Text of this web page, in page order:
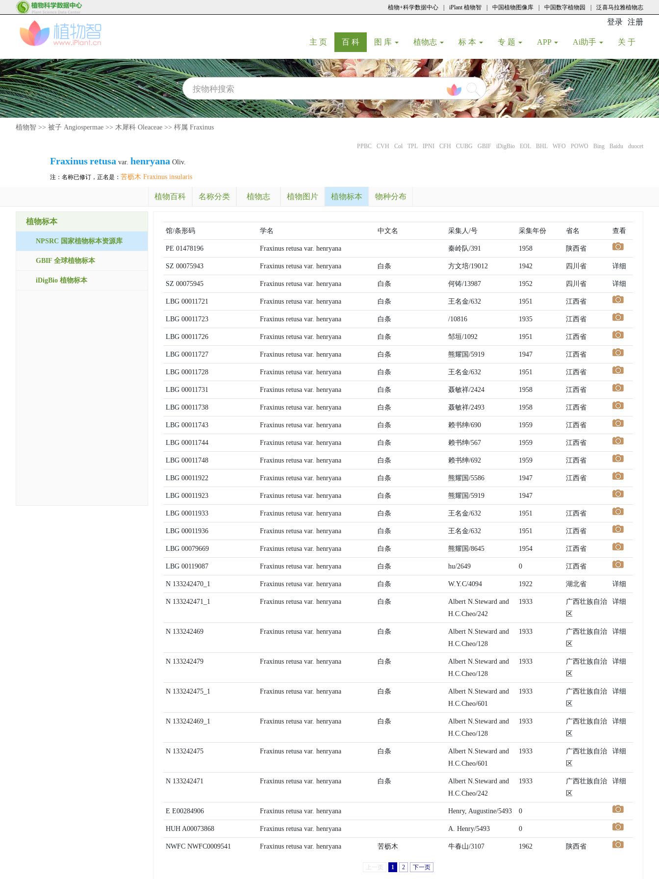
植物+科学数据中心 iPlant 植物智 中国植物图像库 中国数字植物园 泛喜马拉雅植物志
登录 注册
主 页(current)
百 科(current)
图 库 植物志 标 本 专 题 APP Ai助手 关 于
植物智 >> 被子 Angiospermae >> 木犀科 Oleaceae >> 梣属 Fraxinus
PPBC CVH Col TPL IPNI CFH CUBG GBIF iDigBio EOL BHL WFO POWO Bing Baidu duocet
Fraxinusretusa var. henryana Oliv.
注：名称已修订，正名是： 苦枥木 Fraxinus insularis
植物百科 名称分类 植物志 植物图片 植物标本 物种分布
植物标本
NPSRC 国家植物标本资源库
GBIF 全球植物标本
iDigBio 植物标本
馆/条形码 学名 中文名 采集人/号 采集年份 省名 查看
PE 01478196 Fraxinus retusa var. henryana 秦岭队/391 1958 陕西省
SZ 00075943 Fraxinus retusa var. henryana 白条 方文培/19012 1942 四川省 详细
SZ 00075945 Fraxinus retusa var. henryana 白条 何铸/13987 1952 四川省 详细
LBG 00011721 Fraxinus retusa var. henryana 白条 王名金/632 1951 江西省
LBG 00011723 Fraxinus retusa var. henryana 白条 /10816 1935 江西省
LBG 00011726 Fraxinus retusa var. henryana 白条 邹垣/1092 1951 江西省
LBG 00011727 Fraxinus retusa var. henryana 白条 熊耀国/5919 1947 江西省
LBG 00011728 Fraxinus retusa var. henryana 白条 王名金/632 1951 江西省
LBG 00011731 Fraxinus retusa var. henryana 白条 聂敏祥/2424 1958 江西省
LBG 00011738 Fraxinus retusa var. henryana 白条 聂敏祥/2493 1958 江西省
LBG 00011743 Fraxinus retusa var. henryana 白条 赖书绅/690 1959 江西省
LBG 00011744 Fraxinus retusa var. henryana 白条 赖书绅/567 1959 江西省
LBG 00011748 Fraxinus retusa var. henryana 白条 赖书绅/692 1959 江西省
LBG 00011922 Fraxinus retusa var. henryana 白条 熊耀国/5586 1947 江西省
LBG 00011923 Fraxinus retusa var. henryana 白条 熊耀国/5919 1947
LBG 00011933 Fraxinus retusa var. henryana 白条 王名金/632 1951 江西省
LBG 00011936 Fraxinus retusa var. henryana 白条 王名金/632 1951 江西省
LBG 00079669 Fraxinus retusa var. henryana 白条 熊耀国/8645 1954 江西省
LBG 00119087 Fraxinus retusa var. henryana 白条 hu/2649 0 江西省
N 133242470_1 Fraxinus retusa var. henryana 白条 W.Y.C/4094 1922 湖北省 详细
N 133242471_1 Fraxinus retusa var. henryana 白条
Albert N.Steward and
H.C.Cheo/242
1933
广西壮族自治
区
详细
N 133242469 Fraxinus retusa var. henryana 白条
Albert N.Steward and
H.C.Cheo/128
1933
广西壮族自治
区
详细
N 133242479 Fraxinus retusa var. henryana 白条
Albert N.Steward and
H.C.Cheo/128
1933
广西壮族自治
区
详细
N 133242475_1 Fraxinus retusa var. henryana 白条
Albert N.Steward and
H.C.Cheo/601
1933
广西壮族自治
区
详细
N 133242469_1 Fraxinus retusa var. henryana 白条
Albert N.Steward and
H.C.Cheo/128
1933
广西壮族自治
区
详细
N 133242475 Fraxinus retusa var. henryana 白条
Albert N.Steward and
H.C.Cheo/601
1933
广西壮族自治
区
详细
N 133242471 Fraxinus retusa var. henryana 白条
Albert N.Steward and
H.C.Cheo/242
1933
广西壮族自治
区
详细
E E00284906 Fraxinus retusa var. henryana Henry, Augustine/5493 0
HUH A00073868 Fraxinus retusa var. henryana A. Henry/5493 0
NWFC NWFC0009541 Fraxinus retusa var. henryana 苦枥木 牛春山/3107 1962 陕西省
上一页 1 2 下一页